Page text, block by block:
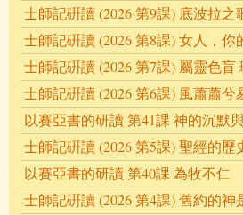
士師記硏讀 (2026 第9課) 底波拉之
士師記硏讀 (2026 第8課) 女人，你
士師記硏讀 (2026 第7課) 屬靈色盲
士師記硏讀 (2026 第6課) 風蕭蕭兮
以賽亞書的研讀 第41課 神的沉默
士師記硏讀 (2026 第5課) 聖經的歷
以賽亞書的研讀 第40課 為牧不仁
士師記硏讀 (2026 第4課) 舊約的神